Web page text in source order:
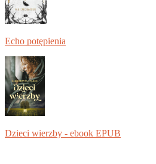
Echo potępienia
Dzieci wierzby - ebook EPUB